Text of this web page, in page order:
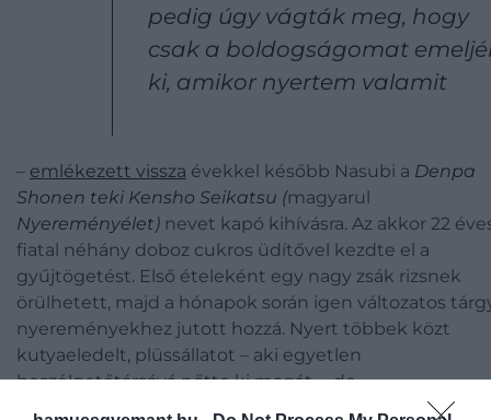
pedig úgy vágták meg, hogy
csak a boldogságomat
ki, amikor nyertem valamit
– emlékezett vissza évekkel később Nasubi a Denpa
Shonen teki Kensho Seikatsu (magyarul
Nyereményélet) nevet kapó kihívásra. Az akkor 22
fiatal néhány doboz cukros üdítővel kezdte el a
gyűjtögetést. Első ételeként egy nagy zsák rizsnek
örülhetett, majd a hónapok során igen változatos
nyereményekhez jutott hozzá. Nyert többek közt
kutyaeledelt, plüssállatot – aki egyetlen
beszélgetőtársává nőtte ki magát –, de
gumiabroncsokat, kerékpárt, mozijegyeket vagy